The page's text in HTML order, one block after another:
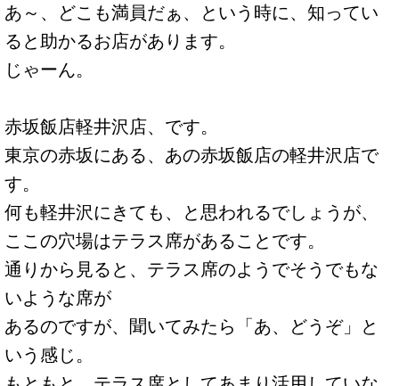
あ～、どこも満員だぁ、という時に、知ってい
ると助かるお店があります。
じゃーん。
赤坂飯店軽井沢店、です。
東京の赤坂にある、あの赤坂飯店の軽井沢店で
す。
何も軽井沢にきても、と思われるでしょうが、
ここの穴場はテラス席があることです。
通りから見ると、テラス席のようでそうでもな
いような席が
あるのですが、聞いてみたら「あ、どうぞ」と
いう感じ。